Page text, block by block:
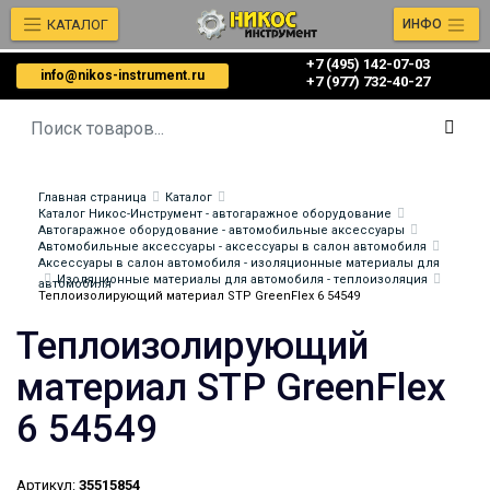
info@nikos-instrument.ru
+7 (495) 142-07-03
‎‎+7 (977) 732-40-27
КАТАЛОГ ИНФО
Главная страница
Каталог
Каталог Никос-Инструмент - автогаражное оборудование
Автогаражное оборудование - автомобильные аксессуары
Автомобильные аксессуары - аксессуары в салон автомобиля
Аксессуары в салон автомобиля - изоляционные материалы для
автомобиля
Изоляционные материалы для автомобиля - теплоизоляция
Теплоизолирующий материал STP GreenFlex 6 54549
Теплоизолирующий
материал STP GreenFlex
6 54549
Артикул: 35515854